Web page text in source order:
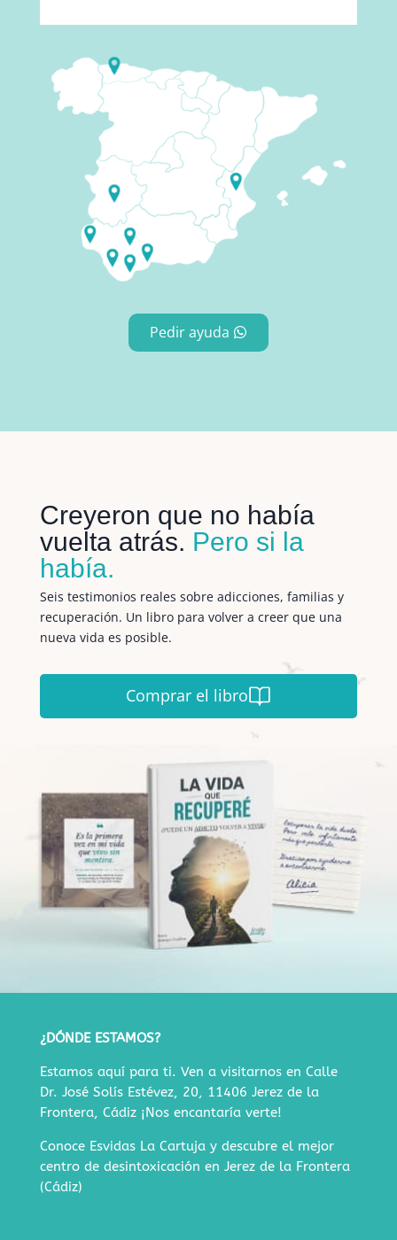
Pedir ayuda
Creyeron que no había
vuelta atrás. Pero si la
había.
Seis testimonios reales sobre adicciones, familias y
recuperación. Un libro para volver a creer que una
nueva vida es posible.
Comprar el libro
¿DÓNDE ESTAMOS?
Estamos aquí para ti. Ven a visitarnos en Calle
Dr. José Solís Estévez, 20, 11406 Jerez de la
Frontera, Cádiz¡Nos encantaría verte!
Conoce Esvidas La Cartuja y descubre el mejor
centro de desintoxicación en Jerez de la Frontera
(Cádiz)